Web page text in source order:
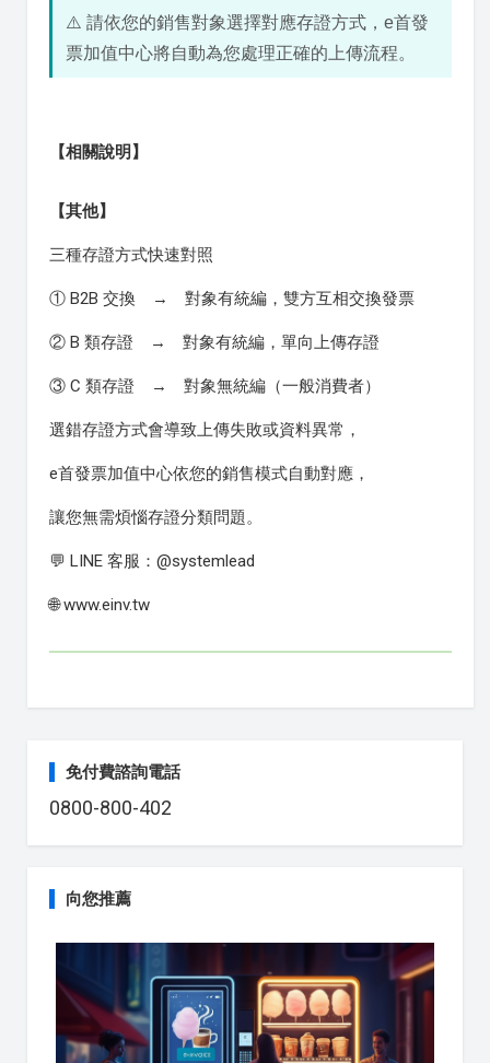
⚠️ 請依您的銷售對象選擇對應存證方式，e首發
票加值中心將自動為您處理正確的上傳流程。
【相關說明】
【其他】
三種存證方式快速對照
① B2B 交換 → 對象有統編，雙方互相交換發票
② B 類存證 → 對象有統編，單向上傳存證
③ C 類存證 → 對象無統編（一般消費者）
選錯存證方式會導致上傳失敗或資料異常，
e首發票加值中心依您的銷售模式自動對應，
讓您無需煩惱存證分類問題。
💬 LINE 客服：@systemlead
🌐 www.einv.tw
免付費諮詢電話
0800-800-402
向您推薦